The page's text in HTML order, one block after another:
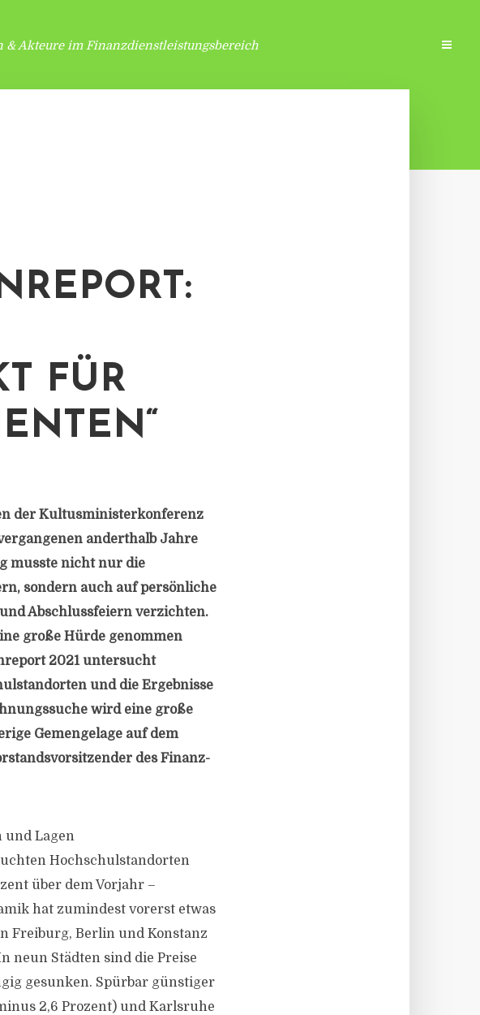
Akteure im Finanzdienstleistungsbereich
FÜR
der Kultusministerkonferenz
anderthalb Jahre
musste nicht nur die
sondern auch auf persönliche
Abschlussfeiern verzichten.
große Hürde genommen
2021 untersucht
und die Ergebnisse
wird eine große
Gemengelage auf dem
des Finanz-
und Lagen
Hochschulstandorten
über dem Vorjahr –
hat zumindest vorerst etwas
Freiburg, Berlin und Konstanz
neun Städten sind die Preise
gesunken. Spürbar günstiger
2,6 Prozent) und Karlsruhe